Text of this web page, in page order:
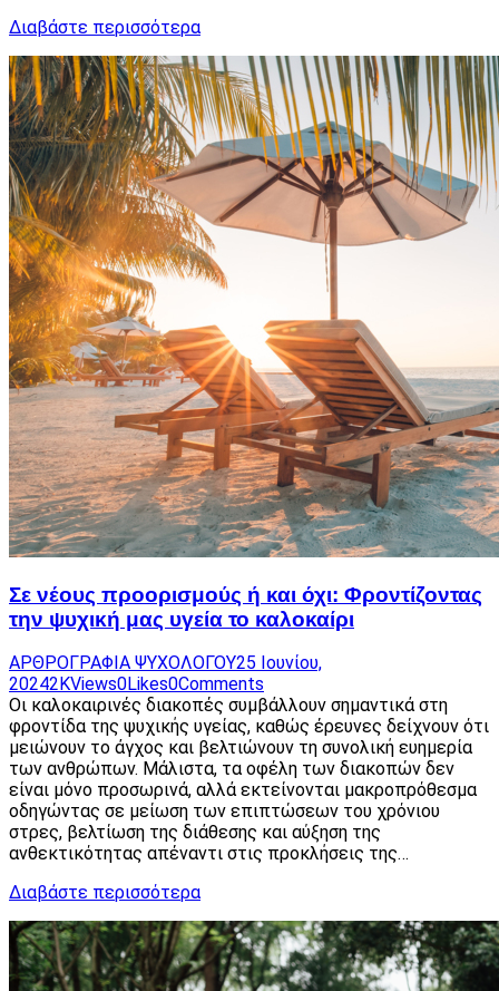
Διαβάστε περισσότερα
Σε νέους προορισμούς ή και όχι: Φροντίζοντας
την ψυχική μας υγεία το καλοκαίρι
ΑΡΘΡΟΓΡΑΦΙΑ ΨΥΧΟΛΟΓΟΥ25 Ιουνίου,
20242KViews0Likes0Comments
Οι καλοκαιρινές διακοπές συμβάλλουν σημαντικά στη
φροντίδα της ψυχικής υγείας, καθώς έρευνες δείχνουν ότι
μειώνουν το άγχος και βελτιώνουν τη συνολική ευημερία
των ανθρώπων. Μάλιστα, τα οφέλη των διακοπών δεν
είναι μόνο προσωρινά, αλλά εκτείνονται μακροπρόθεσμα
οδηγώντας σε μείωση των επιπτώσεων του χρόνιου
στρες, βελτίωση της διάθεσης και αύξηση της
ανθεκτικότητας απέναντι στις προκλήσεις της…
Διαβάστε περισσότερα